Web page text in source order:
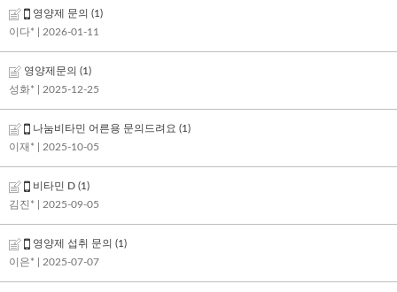
영양제 문의 (1)
이다*
| 2026-01-11
영양제문의 (1)
성화*
| 2025-12-25
나눔비타민 어른용 문의드려요 (1)
이재*
| 2025-10-05
비타민 D (1)
김진*
| 2025-09-05
영양제 섭취 문의 (1)
이은*
| 2025-07-07